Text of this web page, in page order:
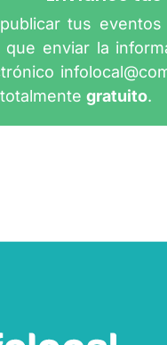
tus
que enviar la
gratuito.